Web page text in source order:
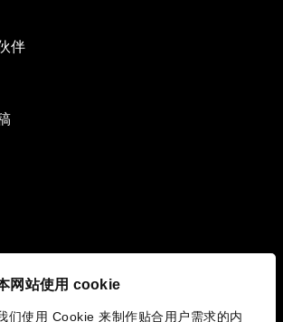
网站使用 cookie
们使用 Cookie 来制作贴合用户需求的内
伴